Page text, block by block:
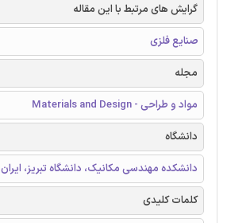
گرایش های مرتبط با این مقاله
صنایع فلزی
مجله
مواد و طراحی - Materials and Design
دانشگاه
دانشکده مهندسی مکانیک، دانشگاه تبریز، ایران
کلمات کلیدی